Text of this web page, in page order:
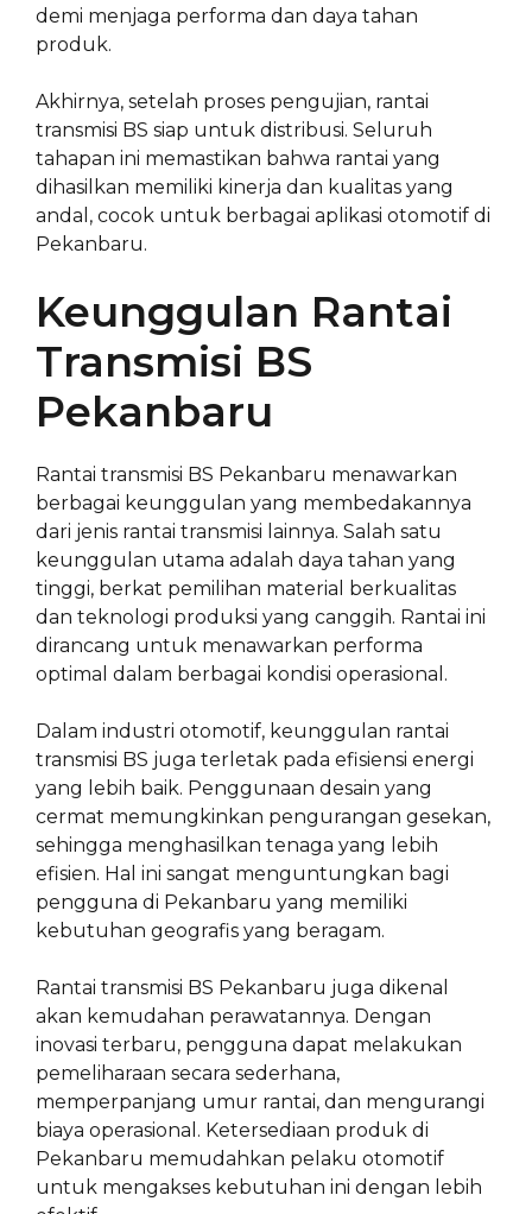
demi menjaga performa dan daya tahan
produk.
Akhirnya, setelah proses pengujian, rantai
transmisi BS siap untuk distribusi. Seluruh
tahapan ini memastikan bahwa rantai yang
dihasilkan memiliki kinerja dan kualitas yang
andal, cocok untuk berbagai aplikasi otomotif di
Pekanbaru.
Keunggulan Rantai
Transmisi BS
Pekanbaru
Rantai transmisi BS Pekanbaru menawarkan
berbagai keunggulan yang membedakannya
dari jenis rantai transmisi lainnya. Salah satu
keunggulan utama adalah daya tahan yang
tinggi, berkat pemilihan material berkualitas
dan teknologi produksi yang canggih. Rantai ini
dirancang untuk menawarkan performa
optimal dalam berbagai kondisi operasional.
Dalam industri otomotif, keunggulan rantai
transmisi BS juga terletak pada efisiensi energi
yang lebih baik. Penggunaan desain yang
cermat memungkinkan pengurangan gesekan,
sehingga menghasilkan tenaga yang lebih
efisien. Hal ini sangat menguntungkan bagi
pengguna di Pekanbaru yang memiliki
kebutuhan geografis yang beragam.
Rantai transmisi BS Pekanbaru juga dikenal
akan kemudahan perawatannya. Dengan
inovasi terbaru, pengguna dapat melakukan
pemeliharaan secara sederhana,
memperpanjang umur rantai, dan mengurangi
biaya operasional. Ketersediaan produk di
Pekanbaru memudahkan pelaku otomotif
untuk mengakses kebutuhan ini dengan lebih